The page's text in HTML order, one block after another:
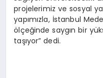
projelerimiz ve sosyal
yapımızla, İstanbul
ölçeğinde saygın bir
taşıyor” dedi.